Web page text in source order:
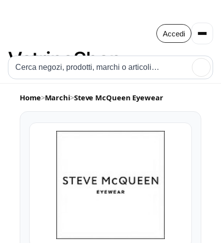
Accedi
Home>Marchi>Steve McQueen Eyewear